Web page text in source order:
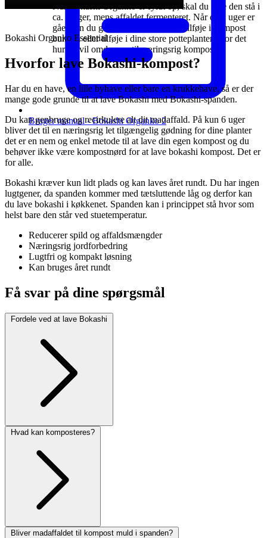
Når Bokashi Organko er fyldt op, skal du lade den stå i
ca. 2 uger, mens affaldet fermenteret. Når de 2 uger er
gået kan du grave det ned i jorden, tilføje i kompost
bunken eller tilføje i dine store potteplanter hvor det
hurtigt vil omdannes til næringsrig kompost.
Bruger manual - Bokashi Organko 2
Bokashi Organko Essential
Hvorfor lave Bokashi-kompost?
Har du en have, en lille byhave eller bare en krukkehave, så er der
mange gode grunde til at lave Bokashi med Bokashi-spanden.
Du kan genbruge og recirkulere alt dit madaffald. På kun 6 uger
bliver det til en næringsrig let tilgængelig gødning for dine planter
det er en nem og enkel metode til at lave din egen kompost og du
behøver ikke være kompostnørd for at lave bokashi kompost. Det er
for alle.
Bokashi kræver kun lidt plads og kan laves året rundt. Du har ingen
lugtgener, da spanden kommer med tætsluttende låg og derfor kan
du lave bokashi i køkkenet. Spanden kan i princippet stå hvor som
helst bare den står ved stuetemperatur.
Reducerer spild og affaldsmængder
Næringsrig jordforbedring
Lugtfri og kompakt løsning
Kan bruges året rundt
Få svar på dine spørgsmål
Fordele ved at lave Bokashi
Hvad kan komposteres?
Bliver madaffaldet til kompost muld i spanden?